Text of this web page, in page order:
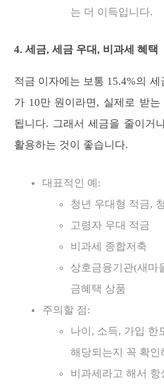
는 더 이득입니다.
4. 세금, 세금 우대, 비과세 혜택
적금 이자에는 보통 15.4%의
가 10만 원이라면, 실제로 받
됩니다. 그래서 세금을 줄이거
활용하는 것이 좋습니다.
대표적인 예:
청년 우대형 적금,
고령자 우대 적금
비과세 종합저축
상호금융기관(새마
금혜택 상품
주의할 점:
나이, 소득, 가입 한
해당되는지 꼭 확인
비과세라고 해서